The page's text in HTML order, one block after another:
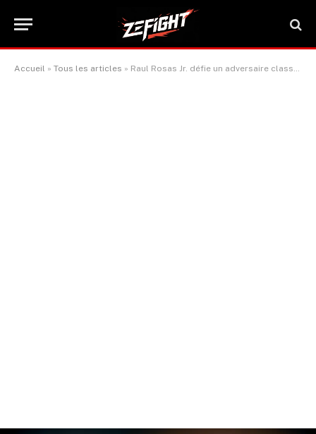
Accueil » Tous les articles » Raul Rosas Jr. défie un adversaire classé pour l’UFC 306 : il veut sa place sur la carte